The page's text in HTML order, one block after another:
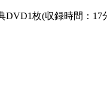
DVD1枚(収録時間：17